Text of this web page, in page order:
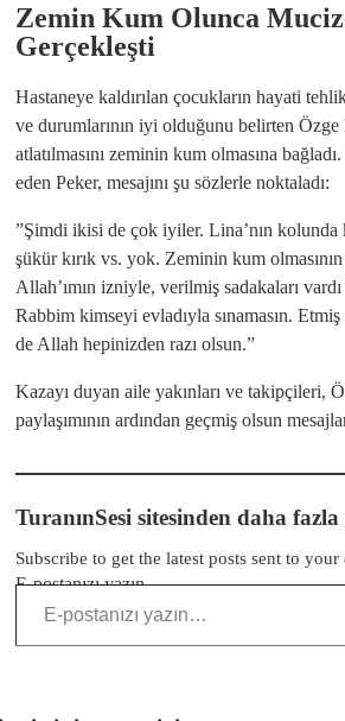
​Zemin Kum Olunca
Gerçekleşti
​Hastaneye kaldırılan çocukların hayati
ve durumlarının iyi olduğunu belirten Özge
atlatılmasını zeminin kum olmasına
eden Peker, mesajını şu sözlerle noktaladı:
​”Şimdi ikisi de çok iyiler. Lina’nın kolunda
şükür kırık vs. yok. Zeminin kum
Allah’ımın izniyle, verilmiş sadakaları
Rabbim kimseyi evladıyla sınamasın.
de Allah hepinizden razı olsun.”
​Kazayı duyan aile yakınları ve takipçileri,
paylaşımının ardından geçmiş olsun
TuranınSesi sitesinden daha fazla
Subscribe to get the latest posts sent to your
E-postanızı yazın…